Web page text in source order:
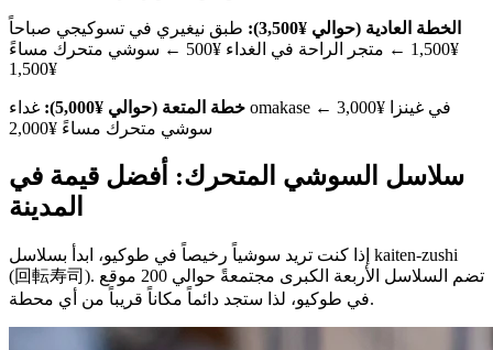
الخطة العادية (حوالي ¥3,500):
طبق نيغيري في تسوكيجي صباحاً
¥1,500 ← متجر الراحة في الغداء ¥500 ← سوشي متحرك مساءً
¥1,500
خطة المتعة (حوالي ¥5,000):
غداء omakase في غينزا ¥3,000 ←
سوشي متحرك مساءً ¥2,000
سلاسل السوشي المتحرك: أفضل قيمة في
المدينة
إذا كنت تريد سوشياً رخيصاً في طوكيو، ابدأ بسلاسل kaiten-zushi
(回転寿司). تضم السلاسل الأربعة الكبرى مجتمعةً حوالي 200 موقع
في طوكيو، لذا ستجد دائماً مكاناً قريباً من أي محطة.